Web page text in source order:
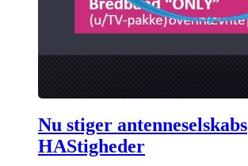
Nu stiger antenneselskabs
HAStigheder